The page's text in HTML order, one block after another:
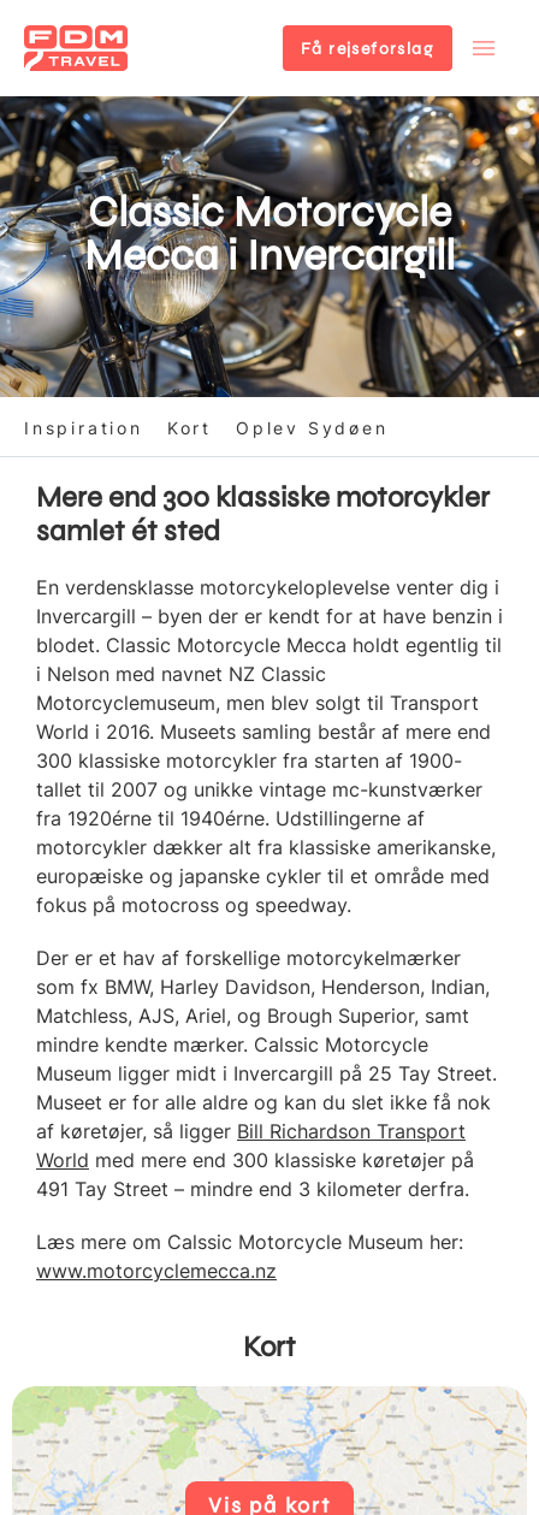
Gå
til
hovedindhold
Få rejseforslag
Classic Motorcycle
Mecca i Invercargill
Inspiration Kort Oplev Sydøen
Mere end 300 klassiske motorcykler
samlet ét sted
En verdensklasse motorcykeloplevelse venter dig i
Invercargill – byen der er kendt for at have benzin i
blodet. Classic Motorcycle Mecca holdt egentlig til
i Nelson med navnet NZ Classic
Motorcyclemuseum, men blev solgt til Transport
World i 2016. Museets samling består af mere end
300 klassiske motorcykler fra starten af 1900-
tallet til 2007 og unikke vintage mc-kunstværker
fra 1920érne til 1940érne. Udstillingerne af
motorcykler dækker alt fra klassiske amerikanske,
europæiske og japanske cykler til et område med
fokus på motocross og speedway.
Der er et hav af forskellige motorcykelmærker
som fx BMW, Harley Davidson, Henderson, Indian,
Matchless, AJS, Ariel, og Brough Superior, samt
mindre kendte mærker. Calssic Motorcycle
Museum ligger midt i Invercargill på 25 Tay Street.
Museet er for alle aldre og kan du slet ikke få nok
af køretøjer, så ligger Bill Richardson Transport
World med mere end 300 klassiske køretøjer på
491 Tay Street – mindre end 3 kilometer derfra.
Læs mere om Calssic Motorcycle Museum her:
www.motorcyclemecca.nz
Kort
Vis på kort